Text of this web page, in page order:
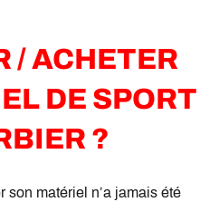
/ ACHETER
DE SPORT
?
son matériel n’a jamais été